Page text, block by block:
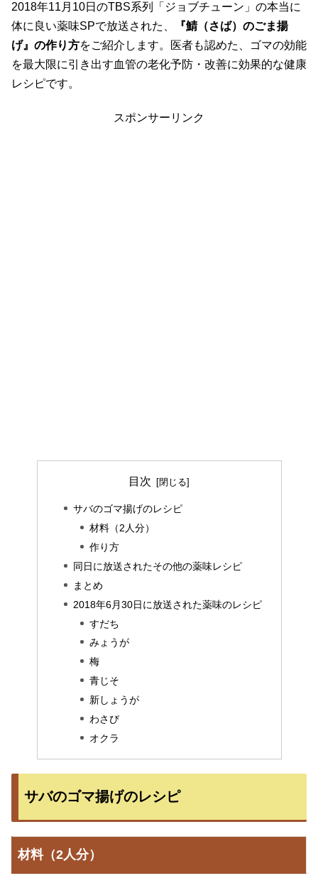
2018年11月10日のTBS系列「ジョブチューン」の本当に
体に良い薬味SPで放送された、
『鯖（さば）のごま揚
げ』の作り方をご紹介します。医者も認めた、ゴマの効能
を最大限に引き出す血管の老化予防・改善に効果的な健康
レシピです。
スポンサーリンク
目次
サバのゴマ揚げのレシピ
材料（2人分）
作り方
同日に放送されたその他の薬味レシピ
まとめ
2018年6月30日に放送された薬味のレシピ
すだち
みょうが
梅
青じそ
新しょうが
わさび
オクラ
サバのゴマ揚げのレシピ
材料（2人分）